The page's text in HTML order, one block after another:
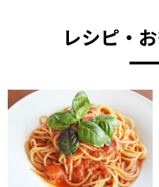
レシピ・